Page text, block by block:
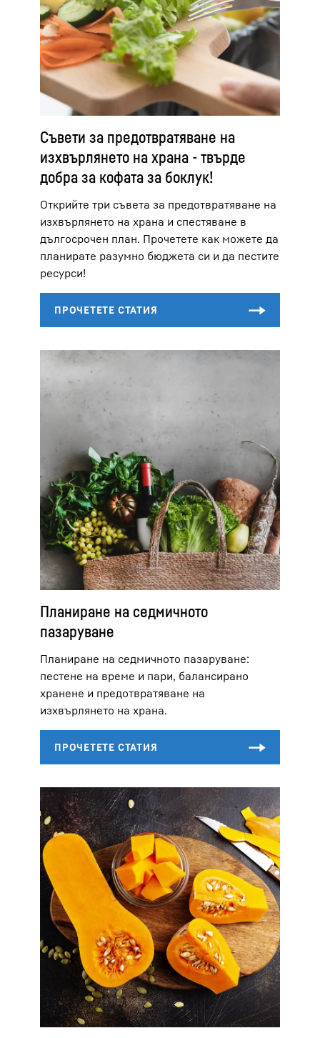
Съвети за предотвратяване на
изхвърлянето на храна - твърде
добра за кофата за боклук!
Открийте три съвета за предотвратяване на
изхвърлянето на храна и спестяване в
дългосрочен план. Прочетете как можете да
планирате разумно бюджета си и да пестите
ресурси!
Планиране на седмичното
пазаруване
Планиране на седмичното пазаруване:
пестене на време и пари, балансирано
хранене и предотвратяване на
изхвърлянето на храна.